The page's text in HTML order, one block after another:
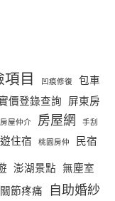
目 凹痕修復
包車
價登錄查詢 屏東房
房屋仲介 房屋網
手刮
住宿 桃園房仲
民宿
澎湖景點 無塵室
節疼痛
自助婚紗